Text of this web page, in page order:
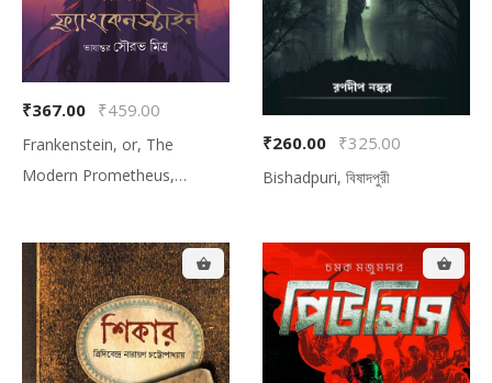
₹367.00 ₹459.00
Frankenstein, or, The
Modern Prometheus,
₹260.00 ₹325.00
Bishadpuri, বিষাদপুরী